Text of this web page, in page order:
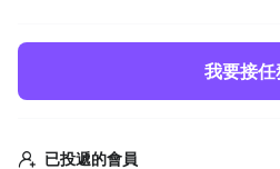
我要接任
已投遞的會員